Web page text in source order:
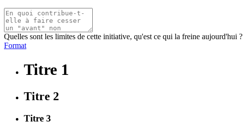
Quelles sont les limites de cette initiative, qu'est ce qui la freine aujourd'hui ?
Format
Titre 1
Titre 2
Titre 3